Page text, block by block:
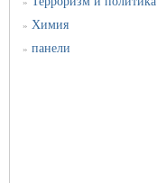
» Химия
» панели